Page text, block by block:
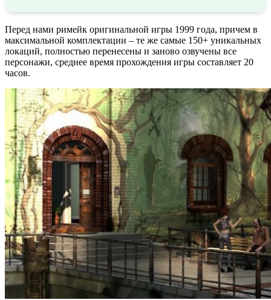
Перед нами римейк оригинальной игры 1999 года, причем в
максимальной комплектации – те же самые 150+ уникальных
локаций, полностью перенесены и заново озвучены все
персонажи, среднее время прохождения игры составляет 20
часов.